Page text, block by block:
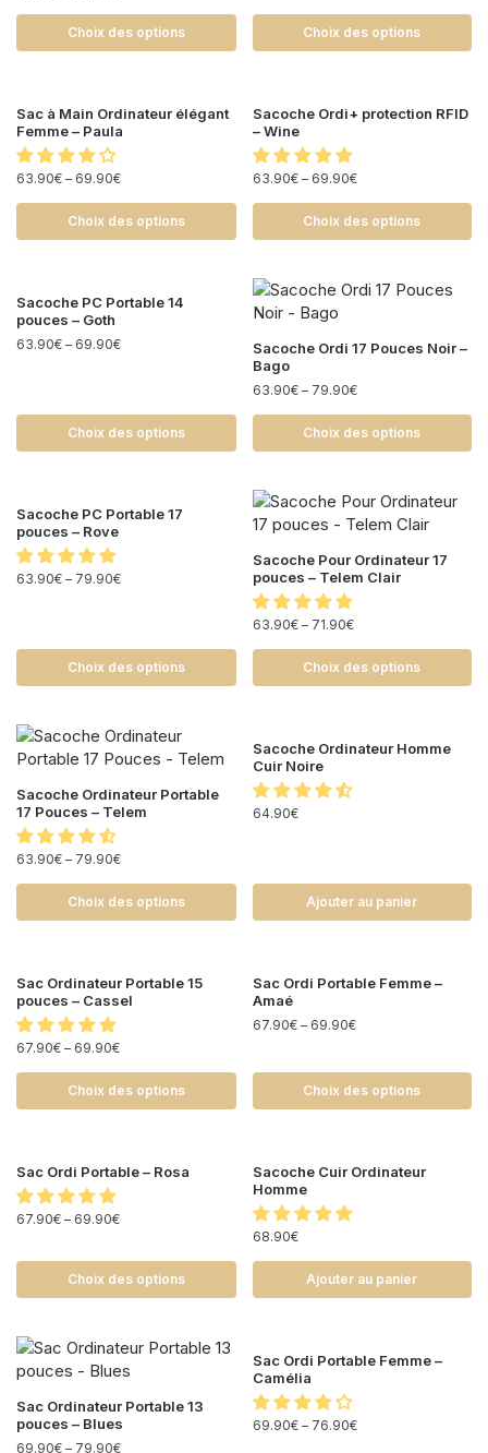
Choix des options Choix des options
Sac à Main Ordinateur élégant
Femme – Paula
63.90€ – 69.90€
Choix des options
Sacoche Ordi+ protection RFID
– Wine
63.90€– 69.90€
Choix des options
Sacoche PC Portable 14
pouces – Goth
63.90€ – 69.90€
Choix des options
Sacoche Ordi 17 Pouces Noir –
Bago
63.90€– 79.90€
Choix des options
Sacoche PC Portable 17
pouces – Rove
63.90€ – 79.90€
Choix des options
Sacoche Pour Ordinateur 17
pouces – Telem Clair
63.90€– 71.90€
Choix des options
Sacoche Ordinateur Portable
17 Pouces – Telem
63.90€ – 79.90€
Choix des options
Sacoche Ordinateur Homme
Cuir Noire
64.90€
Ajouter au panier
Sac Ordinateur Portable 15
pouces – Cassel
67.90€ – 69.90€
Choix des options
Sac Ordi Portable Femme –
Amaé
67.90€– 69.90€
Choix des options
Sac Ordi Portable – Rosa
67.90€ – 69.90€
Choix des options
Sacoche Cuir Ordinateur
Homme
68.90€
Ajouter au panier
Sac Ordinateur Portable 13
pouces – Blues
69.90€ – 79.90€
Sac Ordi Portable Femme –
Camélia
69.90€– 76.90€